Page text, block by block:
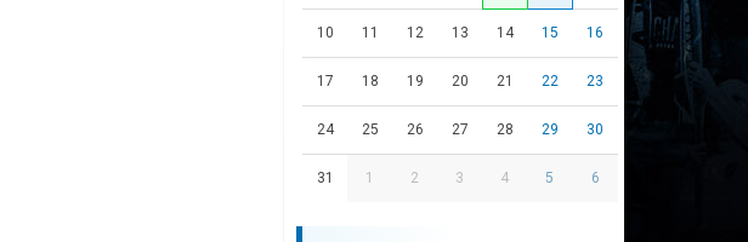
10 11 12 13 14 15 16
17 18 19 20 21 22 23
24 25 26 27 28 29 30
31 1 2 3 4 5 6